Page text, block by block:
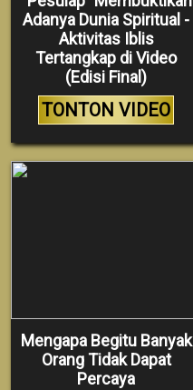
Adanya Dunia Spiritual -
Aktivitas Iblis
Tertangkap di Video
(Edisi Final)
TONTON VIDEO
Mengapa Begitu Banyak
Orang Tidak Dapat
Percaya